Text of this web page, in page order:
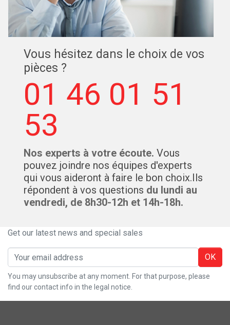
Vous hésitez dans le choix de vos
pièces ?
01 46 01 51
53
Nos experts à votre écoute. Vous
pouvez joindre nos équipes d'experts
qui vous aideront à faire le bon choix.Ils
répondent à vos questions du lundi au
vendredi, de 8h30-12h et 14h-18h.
Get our latest news and special sales
OK
You may unsubscribe at any moment. For that purpose, please
find our contact info in the legal notice.